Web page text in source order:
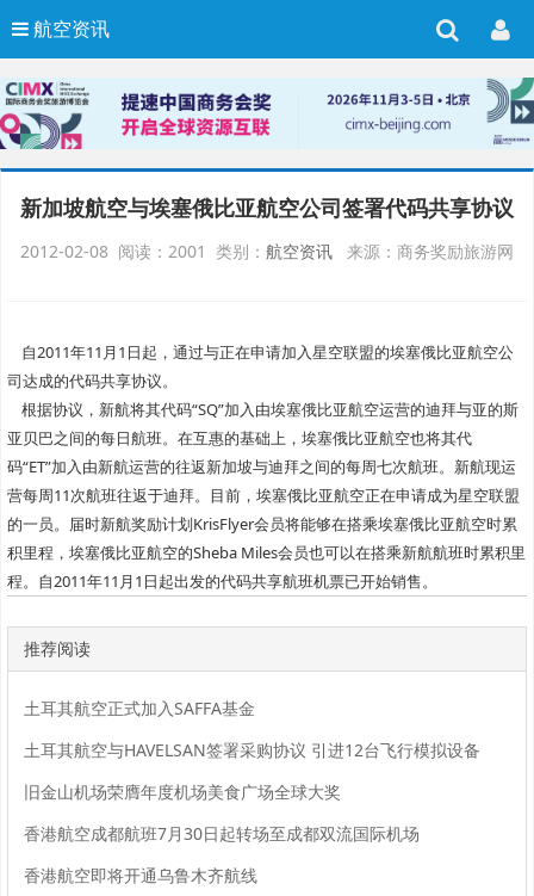
航空资讯
新加坡航空与埃塞俄比亚航空公司签署代码共享协议
2012-02-08 阅读：2001 类别： 航空资讯 来源：商务奖励旅游网
自2011年11月1日起，通过与正在申请加入星空联盟的埃塞俄比亚航空公
司达成的代码共享协议。
根据协议，新航将其代码“SQ”加入由埃塞俄比亚航空运营的迪拜与亚的斯
亚贝巴之间的每日航班。在互惠的基础上，埃塞俄比亚航空也将其代
码“ET”加入由新航运营的往返新加坡与迪拜之间的每周七次航班。新航现运
营每周11次航班往返于迪拜。目前，埃塞俄比亚航空正在申请成为星空联盟
的一员。届时新航奖励计划KrisFlyer会员将能够在搭乘埃塞俄比亚航空时累
积里程，埃塞俄比亚航空的Sheba Miles会员也可以在搭乘新航航班时累积里
程。自2011年11月1日起出发的代码共享航班机票已开始销售。
推荐阅读
土耳其航空正式加入SAFFA基金
土耳其航空与HAVELSAN签署采购协议 引进12台飞行模拟设备
旧金山机场荣膺年度机场美食广场全球大奖
香港航空成都航班7月30日起转场至成都双流国际机场
香港航空即将开通乌鲁木齐航线